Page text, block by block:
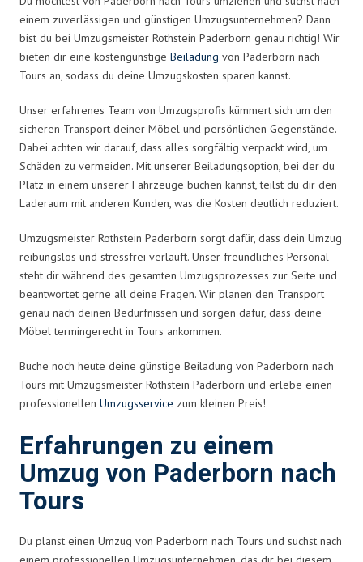
einem zuverlässigen und günstigen Umzugsunternehmen? Dann
bist du bei Umzugsmeister Rothstein Paderborn genau richtig! Wir
bieten dir eine kostengünstige Beiladung von Paderborn nach
Tours an, sodass du deine Umzugskosten sparen kannst.
Unser erfahrenes Team von Umzugsprofis kümmert sich um den
sicheren Transport deiner Möbel und persönlichen Gegenstände.
Dabei achten wir darauf, dass alles sorgfältig verpackt wird, um
Schäden zu vermeiden. Mit unserer Beiladungsoption, bei der du
Platz in einem unserer Fahrzeuge buchen kannst, teilst du dir den
Laderaum mit anderen Kunden, was die Kosten deutlich reduziert.
Umzugsmeister Rothstein Paderborn sorgt dafür, dass dein Umzug
reibungslos und stressfrei verläuft. Unser freundliches Personal
steht dir während des gesamten Umzugsprozesses zur Seite und
beantwortet gerne all deine Fragen. Wir planen den Transport
genau nach deinen Bedürfnissen und sorgen dafür, dass deine
Möbel termingerecht in Tours ankommen.
Buche noch heute deine günstige Beiladung von Paderborn nach
Tours mit Umzugsmeister Rothstein Paderborn und erlebe einen
professionellen Umzugsservice zum kleinen Preis!
Erfahrungen zu einem
Umzug von Paderborn nach
Tours
Du planst einen Umzug von Paderborn nach Tours und suchst nach